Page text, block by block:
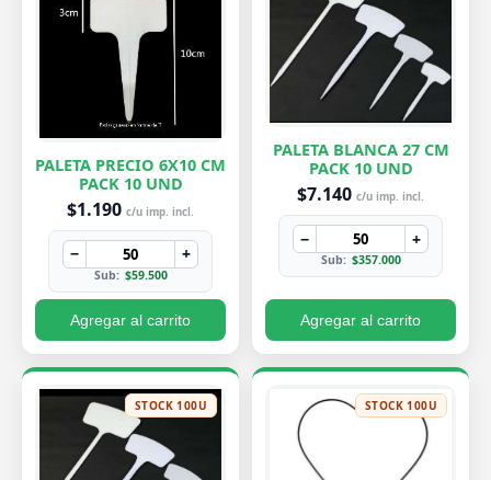
PALETA PRECIO 6X10 CM
PACK 10 UND
$1.190 c/u imp. incl.
− +
Sub: $59.500
Agregar al carrito
PALETA BLANCA 27 CM
PACK 10 UND
$7.140 c/u imp. incl.
− +
Sub: $357.000
Agregar al carrito
STOCK 100U STOCK 100U